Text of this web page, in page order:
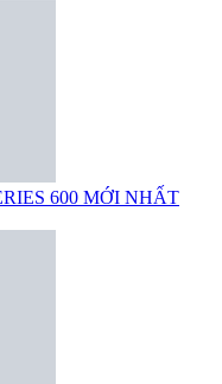
600 MỚI NHẤT